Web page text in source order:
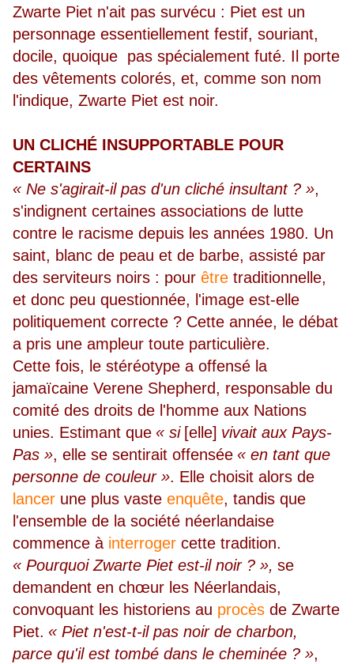
Zwarte Piet n'ait pas survécu : Piet est un
personnage essentiellement festif, souriant,
docile, quoique pas spécialement futé. Il porte
des vêtements colorés, et, comme son nom
l'indique, Zwarte Piet est noir.
UN CLICHÉ INSUPPORTABLE POUR
CERTAINS
« Ne s'agirait-il pas d'un cliché insultant ? »,
s'indignent certaines associations de lutte
contre le racisme depuis les années 1980. Un
saint, blanc de peau et de barbe, assisté par
des serviteurs noirs : pour être traditionnelle,
et donc peu questionnée, l'image est-elle
politiquement correcte ? Cette année, le débat
a pris une ampleur toute particulière.
Cette fois, le stéréotype a offensé la
jamaïcaine Verene Shepherd, responsable du
comité des droits de l'homme aux Nations
unies. Estimant que « si [elle] vivait aux Pays-
Pas », elle se sentirait offensée « en tant que
personne de couleur ». Elle choisit alors de
lancer une plus vaste enquête, tandis que
l'ensemble de la société néerlandaise
commence à interroger cette tradition.
« Pourquoi Zwarte Piet est-il noir ? », se
demandent en chœur les Néerlandais,
convoquant les historiens au procès de Zwarte
Piet. « Piet n'est-t-il pas noir de charbon,
parce qu'il est tombé dans le cheminée ? »,